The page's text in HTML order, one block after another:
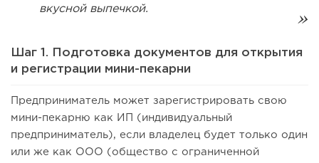
вкусной выпечкой.
Шаг 1. Подготовка документов для открытия
и регистрации мини-пекарни
Предприниматель может зарегистрировать свою
мини-пекарню как ИП (индивидуальный
предприниматель), если владелец будет только один
или же как ООО (общество с ограниченной